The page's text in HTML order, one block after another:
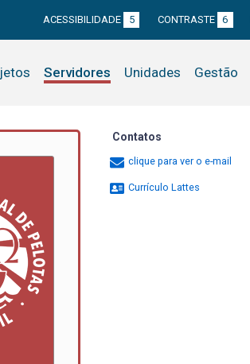
ACESSIBILIDADE 5 CONTRASTE 6
Servidores Unidades Gestão
Contatos
clique para ver o e-mail
Currículo Lattes